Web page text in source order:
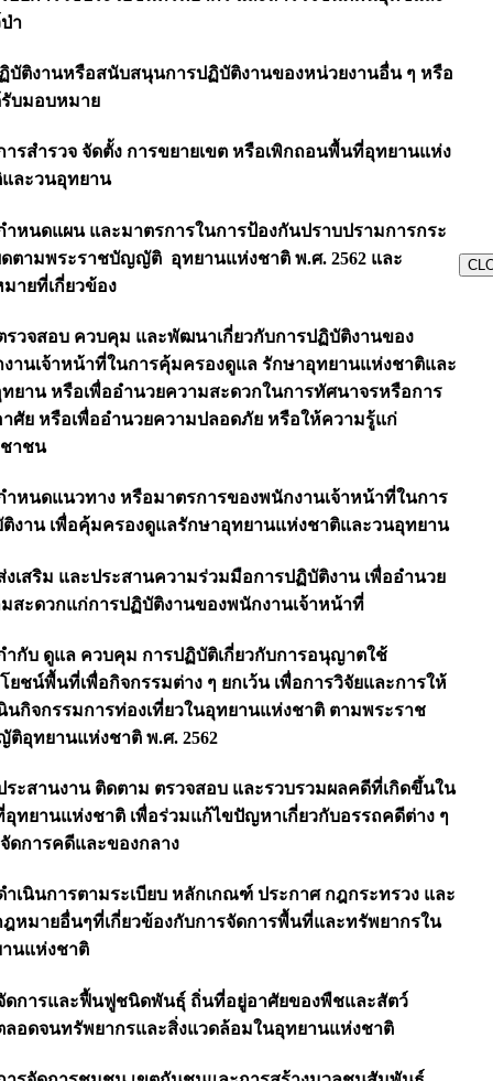
to
า
บัติงานหรือสนับสนุนการปฏิบัติงานของหน่วยงานอื่น ๆ หรือ
บมอบหมาย
ารสำรวจ จัดตั้ง การขยายเขต หรือเพิกถอนพื้นที่อุทยานแห่ง
ละวนอุทยาน
ำหนดแผน และมาตรการในการป้องกันปราบปรามการกระ
ตามพระราชบัญญัติ อุทยานแห่งชาติ พ.ศ. 2562 และ
ายที่เกี่ยวข้อง
รวจสอบ ควบคุม และพัฒนาเกี่ยวกับการปฏิบัติงานของ
านเจ้าหน้าที่ในการคุ้มครองดูแล รักษาอุทยานแห่งชาติและ
ยาน หรือเพื่ออำนวยความสะดวกในการทัศนาจรหรือการ
ศัย หรือเพื่ออำนวยความปลอดภัย หรือให้ความรู้แก่
าชน
ำหนดแนวทาง หรือมาตรการของพนักงานเจ้าหน้าที่ในการ
งาน เพื่อคุ้มครองดูแลรักษาอุทยานแห่งชาติและวนอุทยาน
งเสริม และประสานความร่วมมือการปฏิบัติงาน เพื่ออำนวย
สะดวกแก่การปฏิบัติงานของพนักงานเจ้าหน้าที่
ำกับ ดูแล ควบคุม การปฏิบัติเกี่ยวกับการอนุญาตใช้
ยชน์พื้นที่เพื่อกิจกรรมต่าง ๆ ยกเว้น เพื่อการวิจัยและการให้
นกิจกรรมการท่องเที่ยวในอุทยานแห่งชาติ ตามพระราช
อุทยานแห่งชาติ พ.ศ. 2562
ระสานงาน ติดตาม ตรวจสอบ และรวบรวมผลคดีที่เกิดขึ้นใน
ทยานแห่งชาติ เพื่อร่วมแก้ไขปัญหาเกี่ยวกับอรรถคดีต่าง ๆ
ดการคดีและของกลาง
ำเนินการตามระเบียบ หลักเกณฑ์ ประกาศ กฎกระทรวง และ
หมายอื่นๆที่เกี่ยวข้องกับการจัดการพื้นที่และทรัพยากรใน
นแห่งชาติ
ดการและฟื้นฟูชนิดพันธุ์ ถิ่นที่อยู่อาศัยของพืชและสัตว์
ลอดจนทรัพยากรและสิ่งแวดล้อมในอุทยานแห่งชาติ